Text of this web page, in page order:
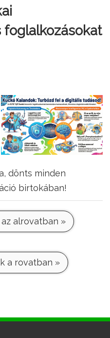
foglalkozásokat
dönts minden
birtokában!
alrovatban »
a rovatban »